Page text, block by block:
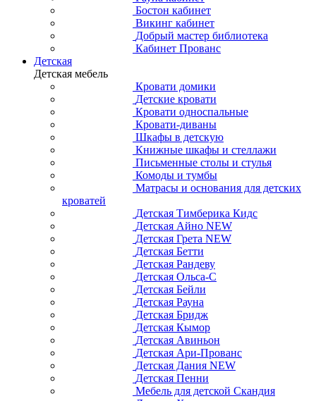
Бостон кабинет
Викинг кабинет
Добрый мастер библиотека
Кабинет Прованс
Детская
Детская мебель
Кровати домики
Детские кровати
Кровати односпальные
Кровати-диваны
Шкафы в детскую
Книжные шкафы и стеллажи
Письменные столы и стулья
Комоды и тумбы
Матрасы и основания для детских
кроватей
Детская Тимберика Кидс
Детская Айно NEW
Детская Грета NEW
Детская Бетти
Детская Рандеву
Детская Ольса-С
Детская Бейли
Детская Рауна
Детская Бридж
Детская Кымор
Детская Авиньон
Детская Ари-Прованс
Детская Дания NEW
Детская Пенни
Мебель для детской Скандия